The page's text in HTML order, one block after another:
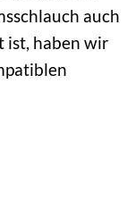
auch
ist, haben wir